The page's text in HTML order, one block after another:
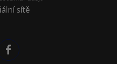
sítě